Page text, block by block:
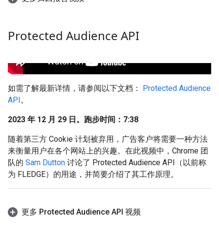
Protected Audience API
如需了解最新详情，请参阅以下文档：
Protected Audience
API。
2023 年 12 月 29 日。跑步时间：7:38
随着第三方 Cookie 计划被弃用，广告客户将需要一种方法
来衡量用户在各个网站上的兴趣。在此视频中，Chrome 团
队的 Sam Dutton 讨论了 Protected Audience API（以前称
为 FLEDGE）的用途，并简要介绍了其工作原理。
更多 Protected Audience API 视频